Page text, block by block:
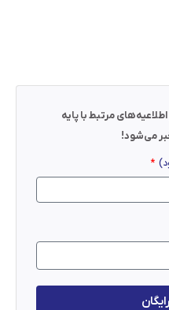
مرتبط با پایه
می‌شود!